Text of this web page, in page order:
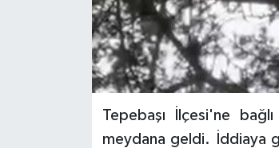
Tepebaşı İlçesi'ne
meydana geldi. İddiaya